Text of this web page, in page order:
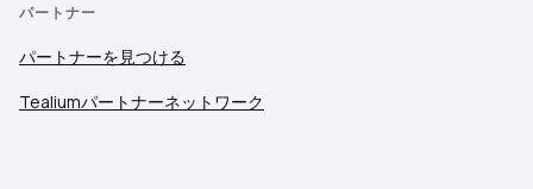
パートナー
パートナーを見つける
Tealiumパートナーネットワーク